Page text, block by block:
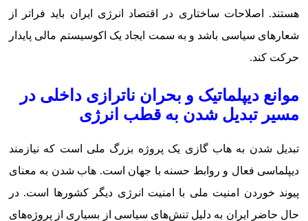
هستند. اصلاحات ساختاری در اقتصاد انرژی ایران باید فراتر از
شعارهای سیاسی باشد و به سمت ایجاد یک اکوسیستم مالی پایدار
حرکت کند.
موانع دیپلماتیک و بحران ناترازی داخلی در
مسیر تبدیل شدن به قطب انرژی
تبدیل شدن به هاب گازی یک پروژه بزرگ ملی است که نیازمند
دیپلماسی فعال و روابط حسنه با جهان است. هاب شدن به معنای
پیوند خوردن امنیت ملی با امنیت انرژی دیگر کشورها است. در
حال حاضر ایران به دلیل تنش‌های سیاسی از بسیاری از پروژه‌های